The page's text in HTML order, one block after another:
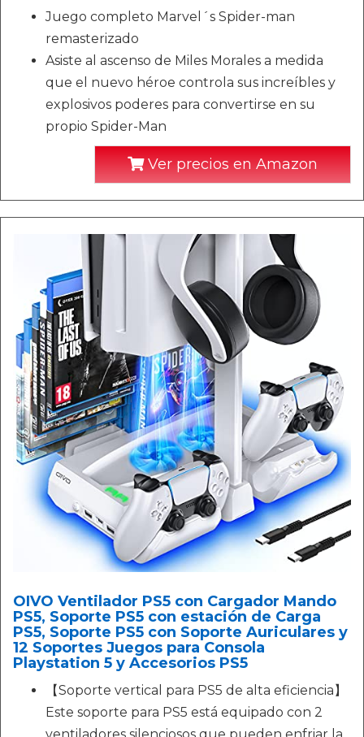
Juego completo Marvel´s Spider-man
remasterizado
Asiste al ascenso de Miles Morales a medida
que el nuevo héroe controla sus increíbles y
explosivos poderes para convertirse en su
propio Spider-Man
Ver precios en Amazon
OIVO Ventilador PS5 con Cargador Mando
PS5, Soporte PS5 con estación de Carga
PS5, Soporte PS5 con Soporte Auriculares y
12 Soportes Juegos para Consola
Playstation 5 y Accesorios PS5
【Soporte vertical para PS5 de alta eficiencia】
Este soporte para PS5 está equipado con 2